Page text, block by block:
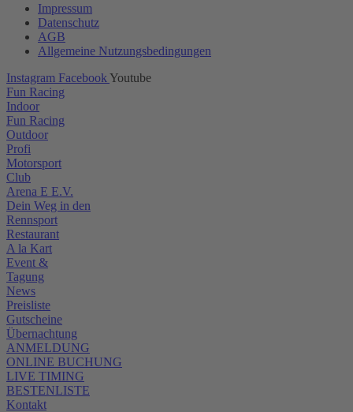
Impressum
Datenschutz
AGB
Allgemeine Nutzungsbedingungen
Instagram Facebook Youtube
Fun Racing
Indoor
Fun Racing
Outdoor
Profi
Motorsport
Club
Arena E E.V.
Dein Weg in den
Rennsport
Restaurant
A la Kart
Event &
Tagung
News
Preisliste
Gutscheine
Übernachtung
ANMELDUNG
ONLINE BUCHUNG
LIVE TIMING
BESTENLISTE
Kontakt